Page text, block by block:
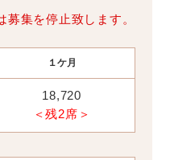
集を停止致します。
１ケ月
18,720
＜残2席＞